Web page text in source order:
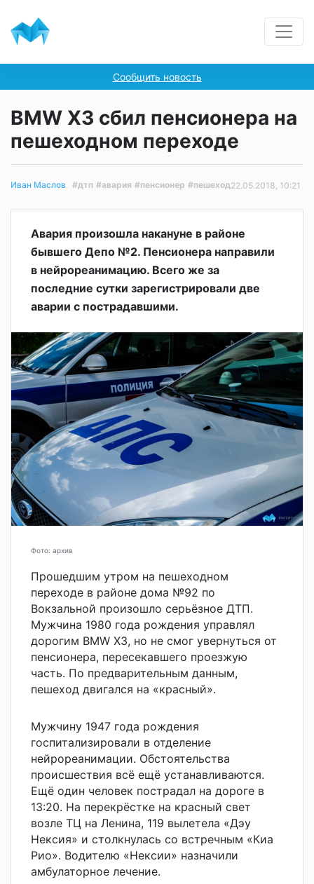
Сообщить новость
BMW X3 сбил пенсионера на
пешеходном переходе
Иван Маслов #дтп #авария #пенсионер #пешеход22.05.2018, 10:21
Авария произошла накануне в районе
бывшего Депо №2. Пенсионера направили
в нейрореанимацию. Всего же за
последние сутки зарегистрировали две
аварии с пострадавшими.
Фото: архив
Прошедшим утром на пешеходном
переходе в районе дома №92 по
Вокзальной произошло серьёзное ДТП.
Мужчина 1980 года рождения управлял
дорогим BMW X3, но не смог увернуться от
пенсионера, пересекавшего проезжую
часть. По предварительным данным,
пешеход двигался на «красный».
Мужчину 1947 года рождения
госпитализировали в отделение
нейрореанимации. Обстоятельства
происшествия всё ещё устанавливаются.
Ещё один человек пострадал на дороге в
13:20. На перекрёстке на красный свет
возле ТЦ на Ленина, 119 вылетела «Дэу
Нексия» и столкнулась со встречным «Киа
Рио». Водителю «Нексии» назначили
амбулаторное лечение.